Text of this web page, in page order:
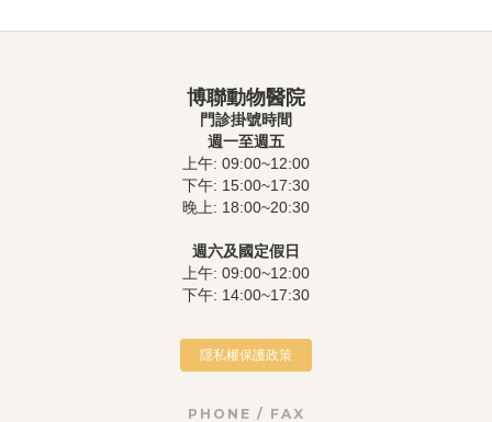
博聯動物醫院
門診掛號時間
週一至週五
上午: 09:00~12:00
下午: 15:00~17:30
晚上: 18:00~20:30
週六及國定假日
上午: 09:00~12:00
下午: 14:00~17:30
隱私權保護政策
PHONE / FAX